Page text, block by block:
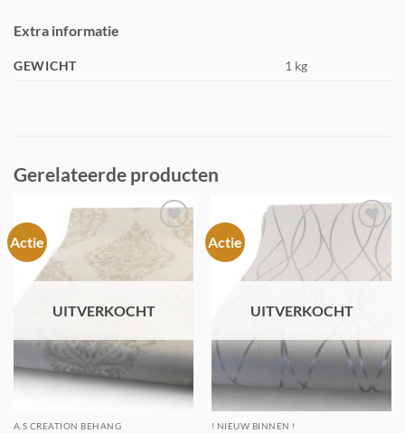
Extra informatie
GEWICHT 1 kg
Gerelateerde producten
Actie
Toevoegen
aan
verlanglijst
UITVERKOCHT
A.S CREATION BEHANG
Actie
Toevoegen
aan
verlanglijst
UITVERKOCHT
! NIEUW BINNEN !